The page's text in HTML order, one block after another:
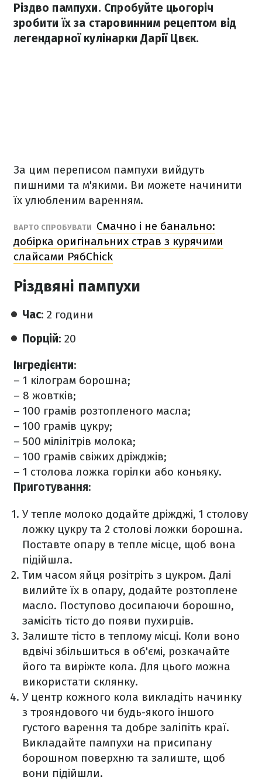
Різдво пампухи. Спробуйте цьогоріч
зробити їх за старовинним рецептом від
легендарної кулінарки Дарії Цвєк.
За цим переписом пампухи вийдуть
пишними та м'якими. Ви можете начинити
їх улюбленим варенням.
ВАРТО СПРОБУВАТИ
Смачно і не банально:
добірка оригінальних страв з курячими
слайсами РябChick
Різдвяні пампухи
Час: 2 години
Порцій: 20
Інгредієнти:
– 1 кілограм борошна;
– 8 жовтків;
– 100 грамів розтопленого масла;
– 100 грамів цукру;
– 500 мілілітрів молока;
– 100 грамів свіжих дріжджів;
– 1 столова ложка горілки або коньяку.
Приготування:
У тепле молоко додайте дріжджі, 1 столову
ложку цукру та 2 столові ложки борошна.
Поставте опару в тепле місце, щоб вона
підійшла.
Тим часом яйця розітріть з цукром. Далі
вилийте їх в опару, додайте розтоплене
масло. Поступово досипаючи борошно,
замісіть тісто до появи пухирців.
Залиште тісто в теплому місці. Коли воно
вдвічі збільшиться в об'ємі, розкачайте
його та виріжте кола. Для цього можна
використати склянку.
У центр кожного кола викладіть начинку
з трояндового чи будь-якого іншого
густого варення та добре заліпіть краї.
Викладайте пампухи на присипану
борошном поверхню та залиште, щоб
вони підійшли.